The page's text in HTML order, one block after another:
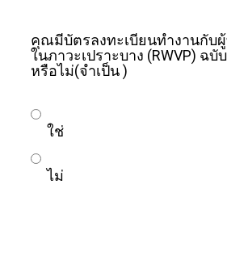
คุณมีบัตรลงทะเบียนทำงานกับ
ในภาวะเปราะบาง (RWVP) ฉ
หรือไม่(จำเป็น )
ใช่
ไม่